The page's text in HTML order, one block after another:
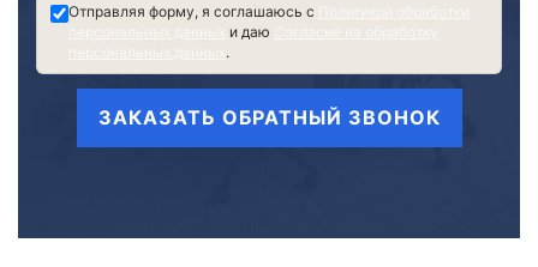
Отправляя форму, я соглашаюсь с
Политикой обработки
персональных данных
и даю
Согласие на обработку
персональных данных .
ЗАКАЗАТЬ ОБРАТНЫЙ ЗВОНОК